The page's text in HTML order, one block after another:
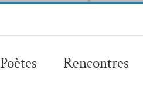
Poètes Rencontres